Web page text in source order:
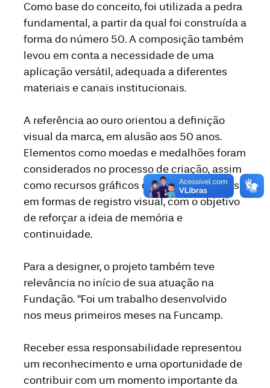
Como base do conceito, foi utilizada a pedra
fundamental, a partir da qual foi construída a
forma do número 50. A composição também
levou em conta a necessidade de uma
aplicação versátil, adequada a diferentes
materiais e canais institucionais.
A referência ao ouro orientou a definição
visual da marca, em alusão aos 50 anos.
Elementos como moedas e medalhões foram
considerados no processo de criação, assim
como recursos gráficos de apoio inspirados
em formas de registro visual, com o objetivo
de reforçar a ideia de memória e
continuidade.
Para a designer, o projeto também teve
relevância no início de sua atuação na
Fundação. “Foi um trabalho desenvolvido
nos meus primeiros meses na Funcamp.
Receber essa responsabilidade representou
um reconhecimento e uma oportunidade de
contribuir com um momento importante da